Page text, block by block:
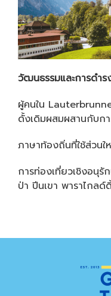
วัฒนธรรมและการดำร
ผู้คนใน
ดั้งเดิมผสมผสานกับก
ภาษาท้องถิ่นที่ใช้ส่วน
การท่องเที่ยวเชิงอนุรั
ป่า ปีนเขา พาราไกล